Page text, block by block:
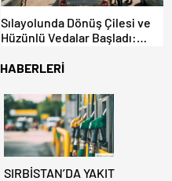
Sılayolunda Dönüş Çilesi ve
Hüzünlü Vedalar Başladı:
HABERLERİ
SIRBİSTAN’DA YAKIT